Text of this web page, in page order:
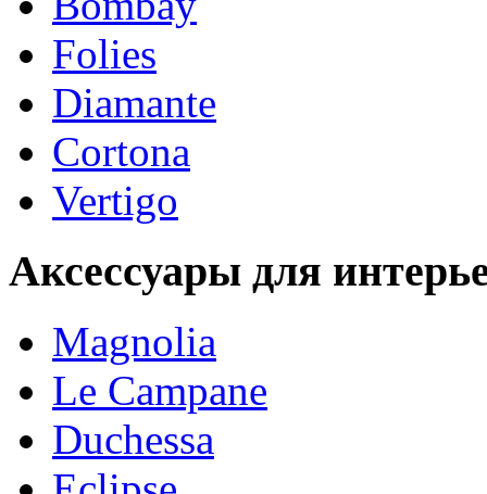
Folies
Diamante
Cortona
Vertigo
Аксессуары для
Magnolia
Le Campane
Duchessa